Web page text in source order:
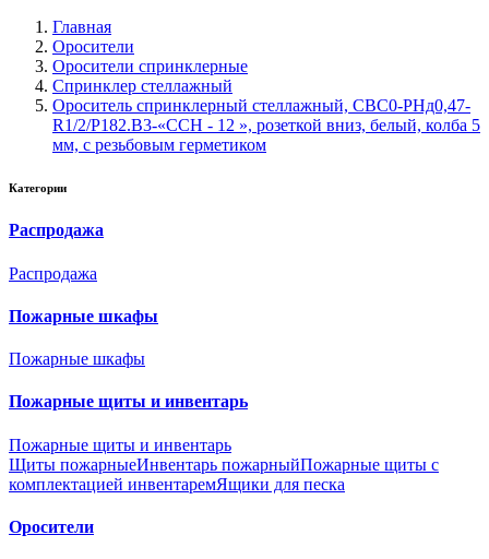
Главная
Оросители
Оросители спринклерные
Спринклер стеллажный
Ороситель спринклерный стеллажный, CВС0-PНд0,47-
R1/2/P182.B3-«ССН - 12 », розеткой вниз, белый, колба 5
мм, с резьбовым герметиком
Категории
Распродажа
Распродажа
Пожарные шкафы
Пожарные шкафы
Пожарные щиты и инвентарь
Пожарные щиты и инвентарь
Щиты пожарныеИнвентарь пожарныйПожарные щиты с
комплектацией инвентаремЯщики для песка
Оросители